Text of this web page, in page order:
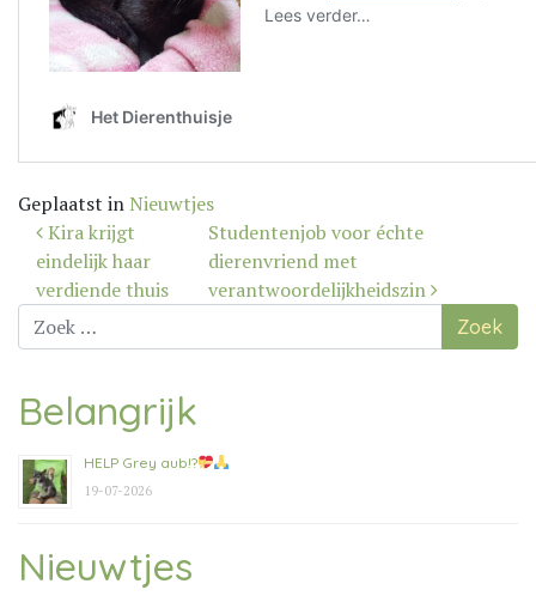
Geplaatst in Nieuwtjes
Bericht
navigatie
Kira krijgt
eindelijk haar
verdiende thuis
Studentenjob voor échte
dierenvriend met
verantwoordelijkheidszin
Zoek
naar:
Belangrijk
HELP Grey aub!?
19-07-2026
Nieuwtjes